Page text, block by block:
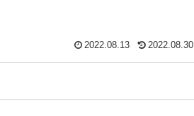
2022.08.13 2022.08.30